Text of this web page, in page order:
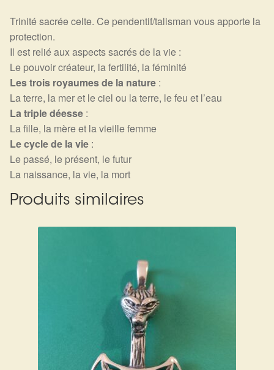
Trinité sacrée celte. Ce pendentif/talisman vous apporte la
protection.
Il est relié aux aspects sacrés de la vie :
Le pouvoir créateur, la fertilité, la féminité
Les trois royaumes de la nature :
La terre, la mer et le ciel ou la terre, le feu et l’eau
La triple déesse :
La fille, la mère et la vieille femme
Le cycle de la vie :
Le passé, le présent, le futur
La naissance, la vie, la mort
Produits similaires